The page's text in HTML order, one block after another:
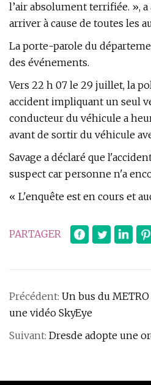
l’air absolument terrifiée. »,
arriver à cause de toutes les
La porte-parole du
des événements.
Vers 22 h 07 le 29 juillet, la
accident impliquant un seul
conducteur du véhicule a
avant de sortir du véhicule
Savage a déclaré que
suspect car personne n'a
« L'enquête est en cours et
PARTAGER
Précédent: Un bus du
une vidéo SkyEye
Suivant: Dresde adopte une